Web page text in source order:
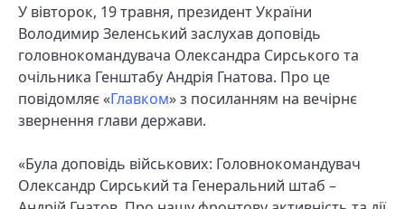
У вівторок, 19 травня, президент України
Володимир Зеленський заслухав доповідь
головнокомандувача Олександра Сирського та
очільника Генштабу Андрія Гнатова. Про це
повідомляє «Главком» з посиланням на вечірнє
звернення глави держави.
«Була доповідь військових: Головнокомандувач
Олександр Сирський та Генеральний штаб –